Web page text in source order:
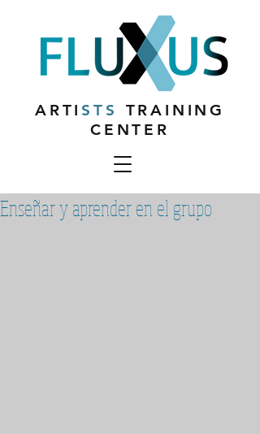
ARTISTS
TRAINING
CENTER
Enseñar y aprender en el grupo